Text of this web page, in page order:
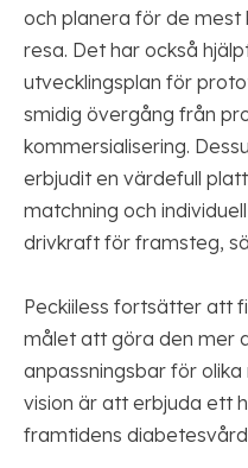
och planera för de mest
resa. Det har också
utvecklingsplan för
smidig övergång från
kommersialisering.
erbjudit en värdefull
matchning och
drivkraft för framsteg,
Peckiiless fortsätter att
målet att göra den mer
anpassningsbar för
vision är att erbjuda ett
framtidens